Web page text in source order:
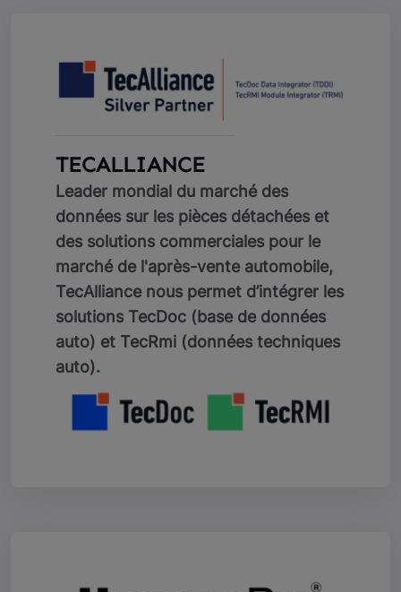
TECALLIANCE
Leader mondial du marché des
données sur les pièces détachées et
des solutions commerciales pour le
marché de l'après-vente automobile,
TecAlliance nous permet d’intégrer les
solutions TecDoc (base de données
auto) et TecRmi (données techniques
auto).